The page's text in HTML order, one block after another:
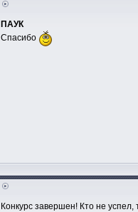
ПАУК
Спасибо
Конкурс завершен! Кто не